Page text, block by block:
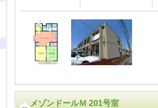
メゾンドールＭ 201号室